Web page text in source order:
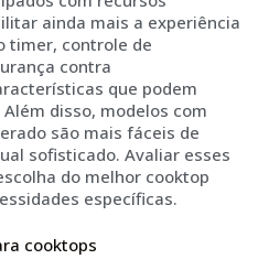
ainda mais a experiência
timer, controle de
contra
que podem
disso, modelos com
são mais fáceis de
sofisticado. Avaliar esses
do melhor cooktop
específicas.
cooktops